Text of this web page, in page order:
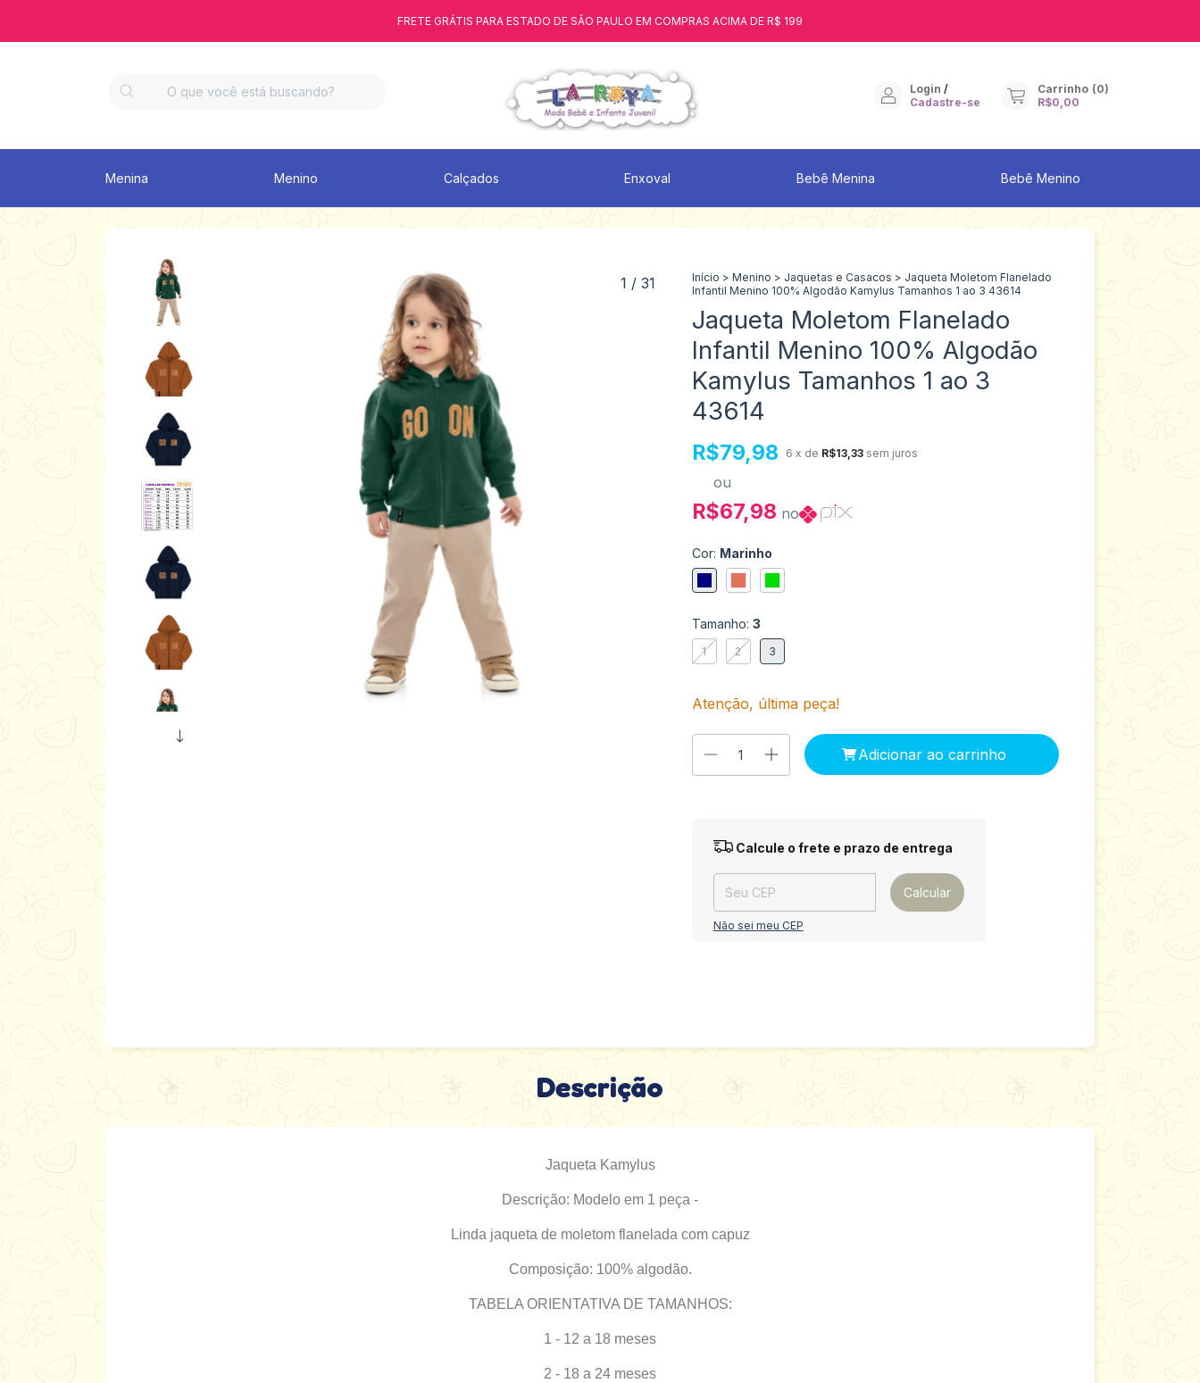
FRETE GRÁTIS PARA ESTADO DE SÃO PAULO EM COMPRAS ACIMA DE R$ 199
Login /
Cadastre-se
Carrinho (0)
R$0,00
Menina Menino Calçados Enxoval Bebê Menina Bebê Menino
1 / 31 Início > Menino > Jaquetas e Casacos > Jaqueta Moletom Flanelado
Infantil Menino 100% Algodão Kamylus Tamanhos 1 ao 3 43614
Jaqueta Moletom Flanelado
Infantil Menino 100% Algodão
Kamylus Tamanhos 1 ao 3
43614
R$79,98 6 x de R$13,33 sem juros
ou
R$67,98 no
Cor: Marinho
Tamanho: 3
1 2 3
Atenção, última peça!
Entregas para o CEP: Alterar CEP
Calcule o frete e prazo de entrega
Calcular
Não sei meu CEP
Descrição
Jaqueta Kamylus
Descrição: Modelo em 1 peça -
Linda jaqueta de moletom flanelada com capuz
Composição: 100% algodão.
TABELA ORIENTATIVA DE TAMANHOS:
1 - 12 a 18 meses
2 - 18 a 24 meses